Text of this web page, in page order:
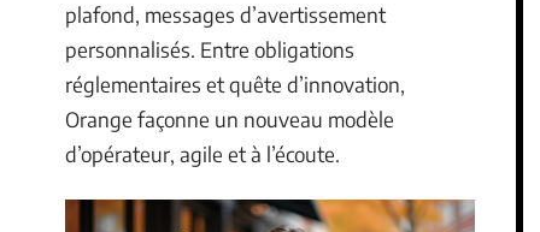
plafond, messages d’avertissement
personnalisés. Entre obligations
réglementaires et quête d’innovation,
Orange façonne un nouveau modèle
d’opérateur, agile et à l’écoute.